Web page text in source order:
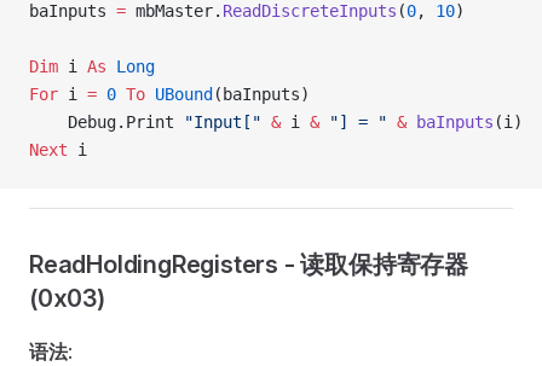
baInputs = mbMaster. ReadDiscreteInputs (0, 10)
Dim i As Long
For i = 0 To UBound (baInputs)
    Debug.Print
"Input[" & i & "] = " & baInputs (i)
Next i
ReadHoldingRegisters - 读取保持寄存器
(0x03)
语法: